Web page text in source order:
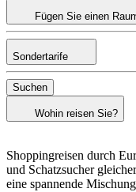
Fügen Sie einen
Sondertarife
Suchen
Wohin reisen Sie?
Shoppingreisen durch
und Schatzsucher
eine spannende